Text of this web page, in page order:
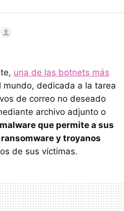
una de las botnets más
mundo, dedicada a la tarea
de correo no deseado
archivo adjunto o
malware que permite a sus
y troyanos
de sus víctimas.